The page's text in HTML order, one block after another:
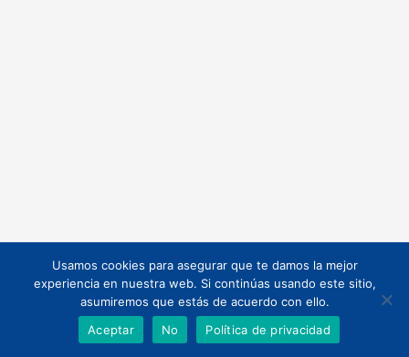
Todos los derechos © 2026 | Funciona gracias a
Tema Astra para
WordPress
Usamos cookies para asegurar que te damos la mejor
experiencia en nuestra web. Si continúas usando este sitio,
asumiremos que estás de acuerdo con ello.
Aceptar
No Política de privacidad